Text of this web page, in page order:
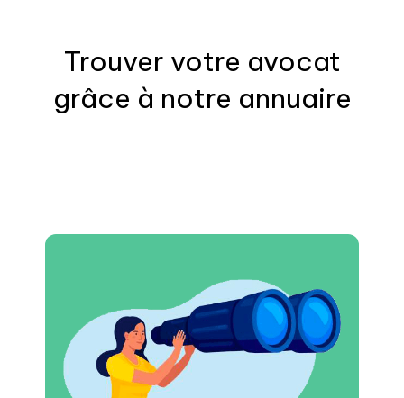
Trouver votre avocat
grâce à notre annuaire